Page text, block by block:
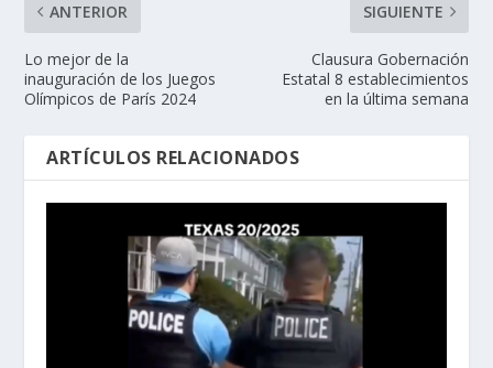
ANTERIOR
Lo mejor de la
inauguración de los Juegos
Olímpicos de París 2024
SIGUIENTE
Clausura Gobernación
Estatal 8 establecimientos
en la última semana
ARTÍCULOS RELACIONADOS